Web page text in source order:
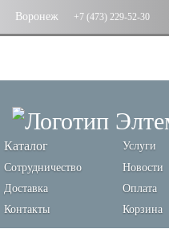
Воронеж +7 (473) 229-52-30
Каталог Услуги
Сотрудничество
Новости
Доставка
Оплата
Контакты
Корзина